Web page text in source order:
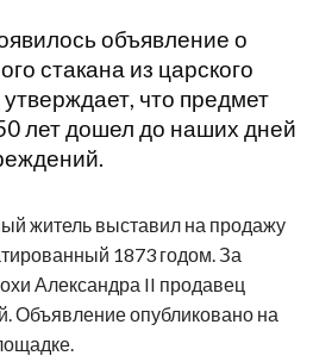
объявление о
стакана из царского
что предмет
лет дошел до наших дней
житель выставил на продажу
1873 годом. За
Александра II продавец
Объявление опубликовано на